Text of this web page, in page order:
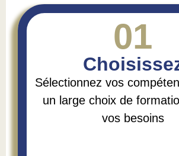
01
Sélectionnez vos
un large choix de
vos besoins